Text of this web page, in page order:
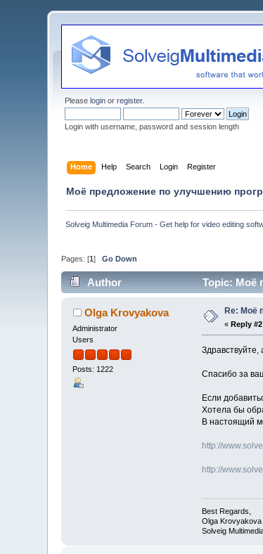
Pleaselogin orregister.
Login with username, password and session length
Home Help Search Login Register
Моё предложение по улучшению
Solveig Multimedia Forum - Get help for video editing
Pages: [1]Go Down
Author Topic: Моё
Olga Krovyakova
Administrator
Users
Posts: 1222
Re: Моё
«Reply
Здравствуйте,
Спасибо за
Если
Хотела бы
В настоящий
http://
http://
Best Regards,
Olga Krovyakova
Solveig